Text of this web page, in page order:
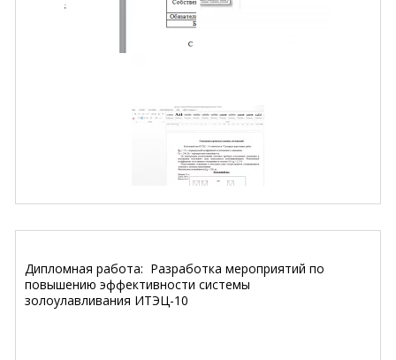
Дипломная работа: Разработка мероприятий по
повышению эффективности системы
золоулавливания ИТЭЦ-10